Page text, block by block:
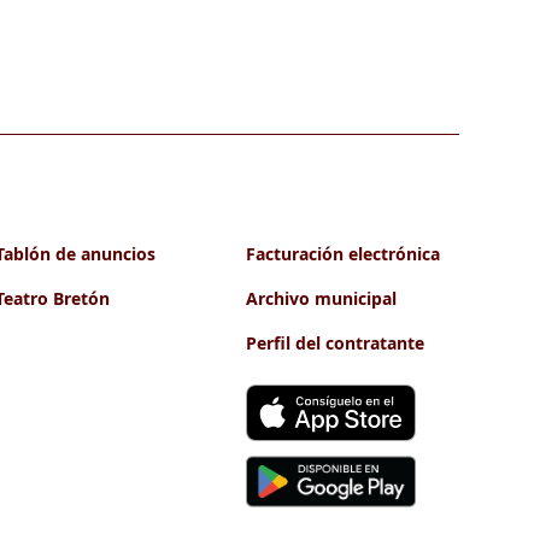
de anuncios
Bretón
Facturación electrónica
Archivo municipal
Perfil del contratante